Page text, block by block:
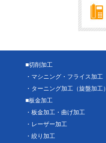
■切削加工
・ マシニング・フライス加工
・ ターニング加工（旋盤加工）
■板金加工
・ 板金加工・曲げ加工
・ レーザー加工
・ 絞り加工